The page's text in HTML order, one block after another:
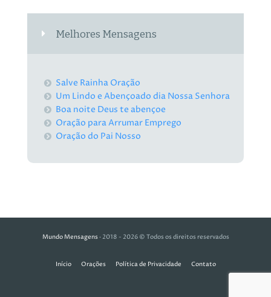
Melhores Mensagens
Salve Rainha Oração
Um Lindo e Abençoado dia Nossa Senhora
Boa noite Deus te abençoe
Oração para Arrumar Emprego
Oração do Pai Nosso
Mundo Mensagens· 2018 - 2026 © Todos os direitos reservados
Início Orações Política de Privacidade Contato